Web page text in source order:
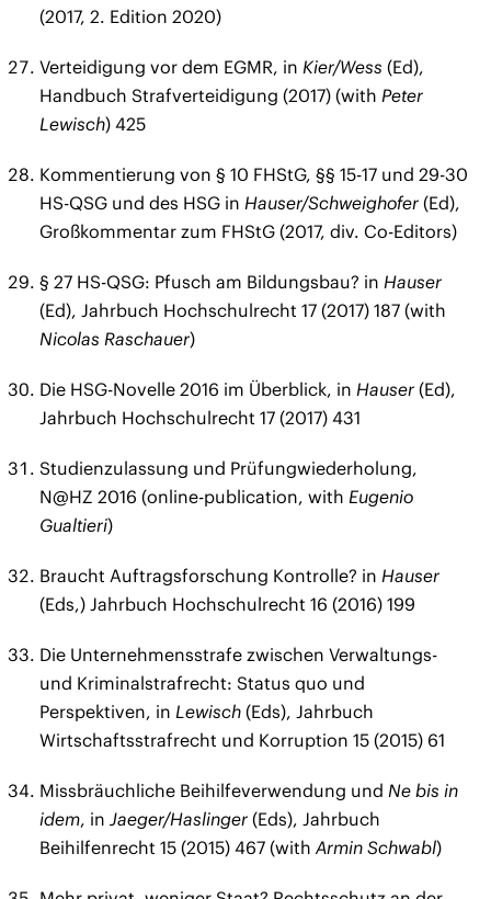
(2017, 2. Edition 2020)
Verteidigung vor dem EGMR, in Kier/Wess (Ed),
Handbuch Strafverteidigung (2017) (with Peter
Lewisch) 425
Kommentierung von § 10 FHStG, §§ 15-17 und 29-30
HS-QSG und des HSG in Hauser/Schweighofer (Ed),
Großkommentar zum FHStG (2017, div. Co-Editors)
§ 27 HS-QSG: Pfusch am Bildungsbau? in Hauser
(Ed), Jahrbuch Hochschulrecht 17 (2017) 187 (with
Nicolas Raschauer)
Die HSG-Novelle 2016 im Überblick, in Hauser (Ed),
Jahrbuch Hochschulrecht 17 (2017) 431
Studienzulassung und Prüfungwiederholung,
N@HZ 2016 (online-publication, with Eugenio
Gualtieri)
Braucht Auftragsforschung Kontrolle? in Hauser
(Eds,) Jahrbuch Hochschulrecht 16 (2016) 199
Die Unternehmensstrafe zwischen Verwaltungs-
und Kriminalstrafrecht: Status quo und
Perspektiven, in Lewisch (Eds), Jahrbuch
Wirtschaftsstrafrecht und Korruption 15 (2015) 61
Missbräuchliche Beihilfeverwendung und Ne bis in
idem, in Jaeger/Haslinger (Eds), Jahrbuch
Beihilfenrecht 15 (2015) 467 (with Armin Schwabl)